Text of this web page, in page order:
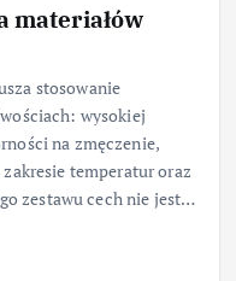
materiałów
stosowanie
wysokiej
na zmęczenie,
temperatur oraz
zestawu cech nie jest…